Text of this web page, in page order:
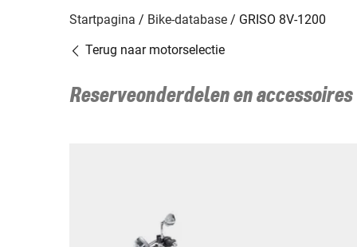
Startpagina Bike-database
GRISO 8V-1200
Terug naar motorselectie
Reserveonderdelen en